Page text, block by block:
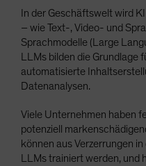
In der Geschäftswelt wird
– wie Text-, Video- und
Sprachmodelle (Large
LLMs bilden die
automatisierte
Datenanalysen.
Viele Unternehmen haben
potenziell
können aus Verzerrungen
LLMs trainiert werden, und